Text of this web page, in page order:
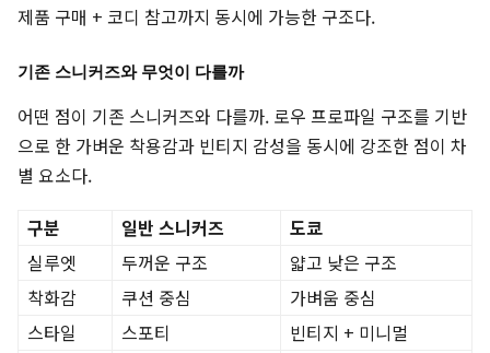
제품 구매 + 코디 참고까지 동시에 가능한 구조다.
기존 스니커즈와 무엇이 다를까
어떤 점이 기존 스니커즈와 다를까. 로우 프로파일 구조를 기반
으로 한 가벼운 착용감과 빈티지 감성을 동시에 강조한 점이 차
별 요소다.
구분
일반 스니커즈
도쿄
실루엣
두꺼운 구조
얇고 낮은 구조
착화감
쿠션 중심
가벼움 중심
스타일
스포티
빈티지 + 미니멀